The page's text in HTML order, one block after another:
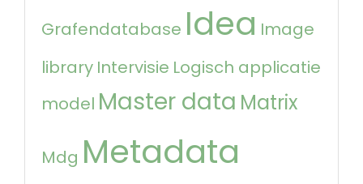
Grafendatabase Idea Image
library Intervisie Logisch applicatie
model Master data Matrix
Mdg Metadata